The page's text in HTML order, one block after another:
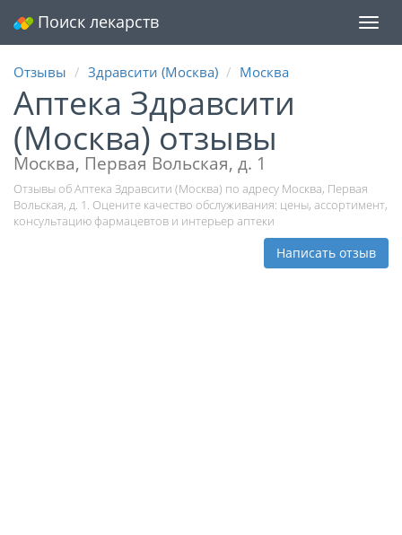
Поиск лекарств
Отзывы Здравсити (Москва) Москва
Аптека Здравсити
(Москва) отзывы
Москва, Первая Вольская, д. 1
Отзывы об Аптека Здравсити (Москва) по адресу Москва, Первая
Вольская, д. 1. Оцените качество обслуживания: цены, ассортимент,
консультацию фармацевтов и интерьер аптеки
Написать отзыв